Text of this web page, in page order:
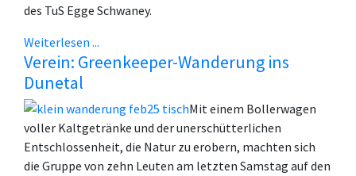
des TuS Egge Schwaney.
Weiterlesen ...
Verein: Greenkeeper-Wanderung ins
Dunetal
Mit einem Bollerwagen
voller Kaltgetränke und der unerschütterlichen
Entschlossenheit, die Natur zu erobern, machten sich
die Gruppe von zehn Leuten am letzten Samstag auf den